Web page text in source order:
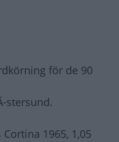
för de 90
stersund.
1965, 1,05